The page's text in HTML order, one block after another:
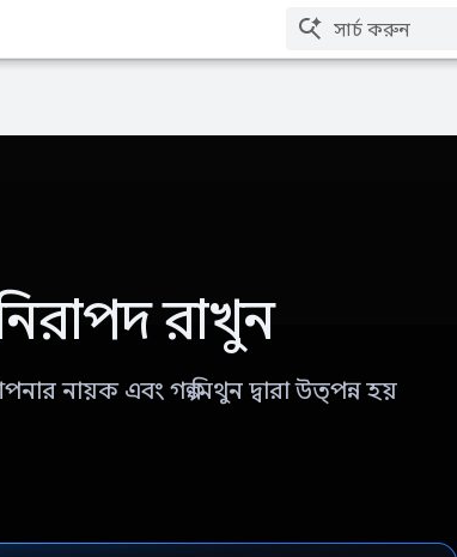
রাখুন
নায়ক এবং গল্প মিথুন দ্বারা উত্পন্ন হয়